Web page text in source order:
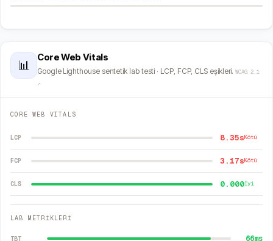
📊
Core Web Vitals
Google Lighthouse sentetik lab testi · LCP, FCP, CLS eşikleri. WCAG 2.1
↗
CORE WEB VITALS
LCP 8.35sKötü
FCP 3.17sKötü
CLS 0.000İyi
LAB METRİKLERİ
TBT 66ms